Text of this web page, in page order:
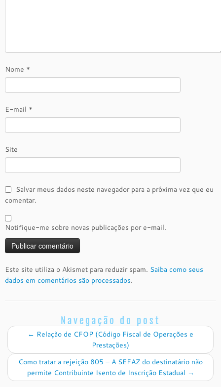
Nome *
E-mail *
Site
Salvar meus dados neste navegador para a próxima vez que eu
comentar.
Notifique-me sobre novas publicações por e-mail.
Este site utiliza o Akismet para reduzir spam. Saiba como seus
dados em comentários são processados.
Navegação do post
← Relação de CFOP (Código Fiscal de Operações e
Prestações)
Como tratar a rejeição 805 – A SEFAZ do destinatário não
permite Contribuinte Isento de Inscrição Estadual →